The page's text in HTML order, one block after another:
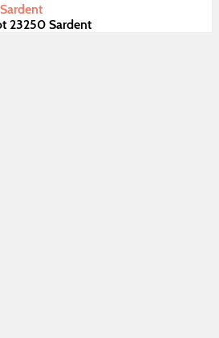
23250 Sardent